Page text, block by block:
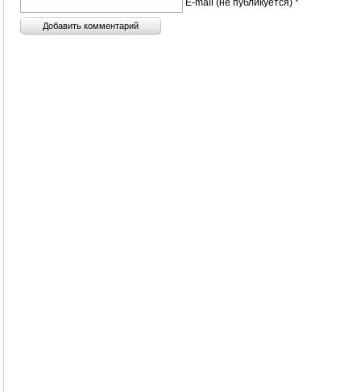
E-mail (не публикуется) *